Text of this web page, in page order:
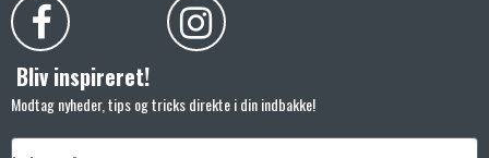
Bliv inspireret!
Modtag nyheder, tips og tricks direkte i din indbakke!